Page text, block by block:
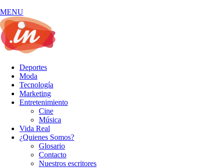
MENU
Deportes
Moda
Tecnología
Marketing
Entretenimiento
Cine
Música
Vida Real
¿Quienes Somos?
Glosario
Contacto
Nuestros escritores